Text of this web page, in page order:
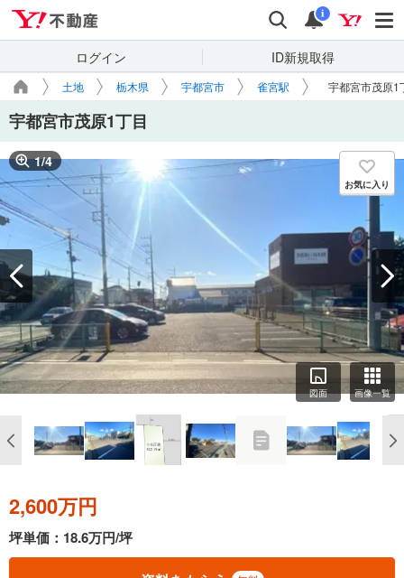
検索 通知
i
ログイン ID新規取得
土地 栃木県 宇都宮市 雀宮駅 宇都宮市茂原1
宇都宮市茂原1丁目
1/4
お気に入り
図面 画像一覧
2,600万円
坪単価：18.6万円/坪